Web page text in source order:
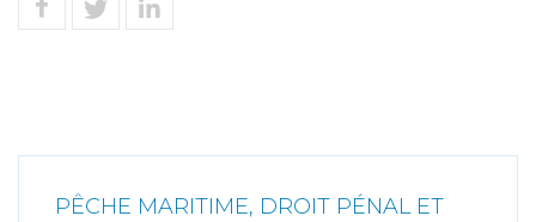
PÊCHE MARITIME, DROIT PÉNAL ET